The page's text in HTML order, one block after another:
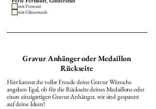
mit Permutt
mit Glitzerstaub
Gravur Anhänger oder Medaillon
Rückseite
Hier kannst du voller Freude deine Gravur Wünsche
angeben Egal, ob für die Rückseite deines Medaillons oder
einen einzigartigen Gravur Anhänger, wir sind gespannt
auf deine Ideen!